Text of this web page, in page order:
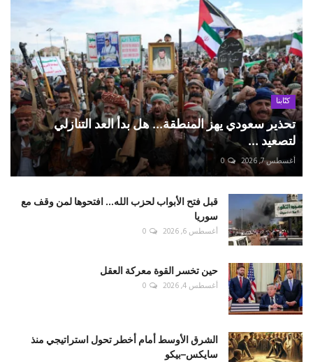
كتّابنا
تحذير سعودي يهز المنطقة... هل بدأ العد التنازلي
لتصعيد ...
أغسطس 7, 2026 0
قبل فتح الأبواب لحزب الله... افتحوها لمن وقف مع
سوريا
أغسطس 6, 2026 0
حين تخسر القوة معركة العقل
أغسطس 4, 2026 0
الشرق الأوسط أمام أخطر تحول استراتيجي منذ
سايكس–بيكو